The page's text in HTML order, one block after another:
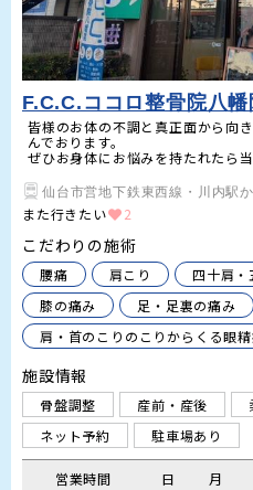
F.C.C.ココロ整骨院八幡
皆様のお体の不調と真正面から向
んでおります。
ぜひお身体にお悩みを持たれたら
仙台市営地下鉄東西線・川内駅
また行きたい 2
こだわりの施術
腰痛 肩こり 四十肩・
膝の痛み
足・足裏の痛み
肩・首のこりのこりからくる眼
施設情報
骨盤調整 産前・産後
ネット予約
駐車場あり
営業時間 日 月